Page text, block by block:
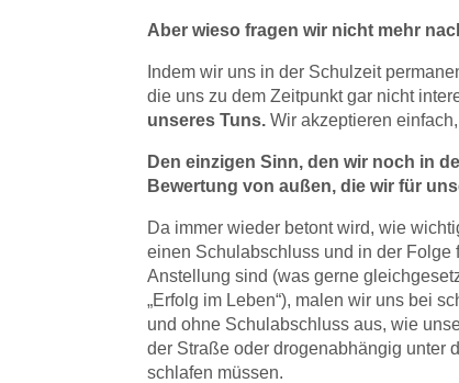
Aber wieso fragen wir nicht mehr
Indem wir uns in der Schulzeit
die uns zu dem Zeitpunkt gar nicht
unseres Tuns. Wir akzeptieren
Den einzigen Sinn, den wir noch in
Bewertung von außen, die wir für
Da immer wieder betont wird, wie
einen Schulabschluss und in der Folge
Anstellung sind (was gerne
„Erfolg im Leben“), malen wir uns bei
und ohne Schulabschluss aus, wie
der Straße oder drogenabhängig unter
schlafen müssen.